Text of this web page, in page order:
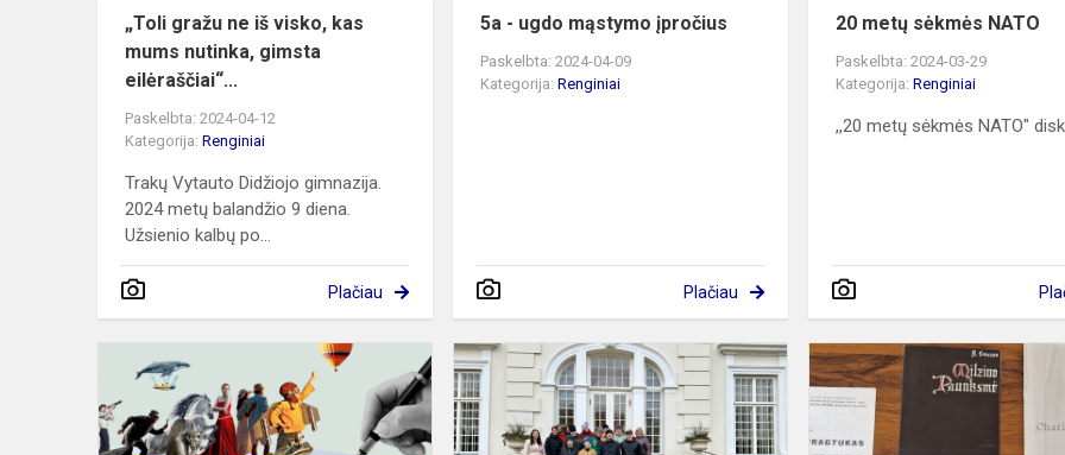
gimsta
„Toli gražu ne iš visko, kas
mums nutinka, gimsta
eilėraščiai“...
Paskelbta: 2024-04-12
Kategorija: Renginiai
Trakų Vytauto Didžiojo gimnazija.
2024 metų balandžio 9 diena.
Užsienio kalbų po...
Plačiau
5a - ugdo mąstymo įpročius
Paskelbta: 2024-04-09
Kategorija:Renginiai
Plačiau
20 metų sėkmės NATO
Paskelbta: 2024-03-29
Kategorija:Renginiai
,,20 metų sėkmės NATO"
Europos
autorių
diena
Velykinė
edukacija
Užutrakio
dvare